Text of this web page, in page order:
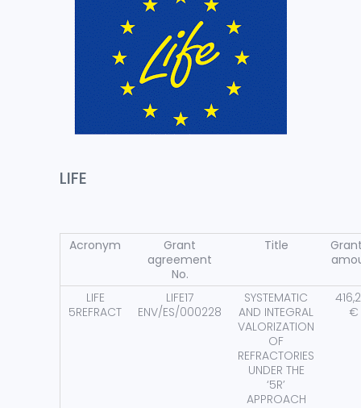
LIFE
Acronym
Grant
agreement
No.
Title
LIFE
5REFRACT
LIFE17
ENV/ES/000228
SYSTEMATIC
AND INTEGRAL
VALORIZATION
OF
REFRACTORIES
UNDER THE
‘5R’
APPROACH
€